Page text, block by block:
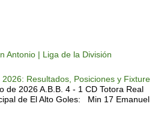
Antonio | Liga de la División
Resultados, Posiciones y Fixture
de 2026 A.B.B. 4 - 1 CD Totora Real
de El Alto Goles: Min 17 Emanuel